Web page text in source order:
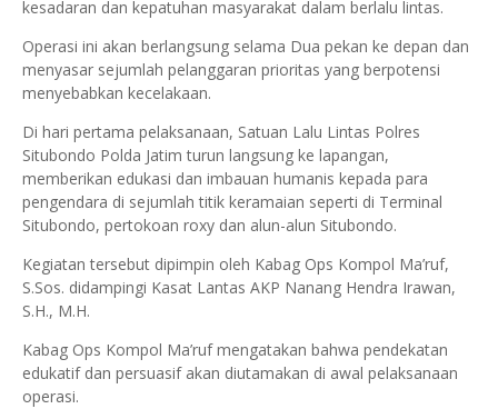
kesadaran dan kepatuhan masyarakat dalam berlalu lintas.
Operasi ini akan berlangsung selama Dua pekan ke depan dan
menyasar sejumlah pelanggaran prioritas yang berpotensi
menyebabkan kecelakaan.
Di hari pertama pelaksanaan, Satuan Lalu Lintas Polres
Situbondo Polda Jatim turun langsung ke lapangan,
memberikan edukasi dan imbauan humanis kepada para
pengendara di sejumlah titik keramaian seperti di Terminal
Situbondo, pertokoan roxy dan alun-alun Situbondo.
Kegiatan tersebut dipimpin oleh Kabag Ops Kompol Ma’ruf,
S.Sos. didampingi Kasat Lantas AKP Nanang Hendra Irawan,
S.H., M.H.
Kabag Ops Kompol Ma’ruf mengatakan bahwa pendekatan
edukatif dan persuasif akan diutamakan di awal pelaksanaan
operasi.